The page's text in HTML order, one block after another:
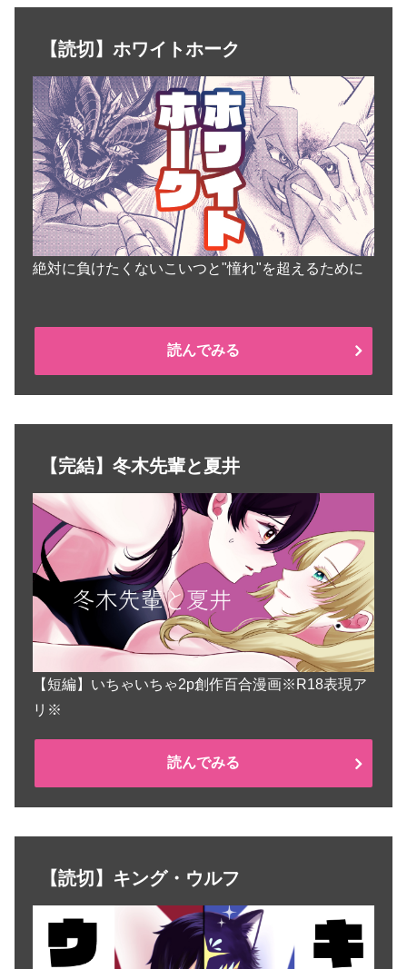
【読切】ホワイトホーク
絶対に負けたくないこいつと"憧れ"を超えるために
読んでみる
【完結】冬木先輩と夏井
【短編】いちゃいちゃ2p創作百合漫画※R18表現ア
リ※
読んでみる
【読切】キング・ウルフ